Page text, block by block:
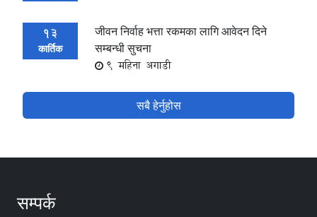
13
कार्तिक
जीवन निर्वाह भत्ता रकमका लागि आवेदन दिने
सम्बन्धी सुचना
9 महिना अगाडी
सबै हेर्नुहोस
सम्पर्क